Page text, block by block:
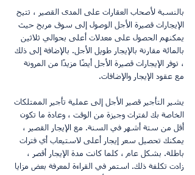
بالنسبة لأصحاب العقارات على المدى القصير ، تتيح
الإيجارات قصيرة الأجل الوصول إلى سوق مربح حيث
يمكنهم الحصول على معدلات أعلى بحوالي ثلاثين
بالمائة مقارنة بالإيجار طويل الأجل. بالإضافة إلى ذلك
، توفر الإيجارات قصيرة الأجل أيضًا مزيدًا من المرونة
مع عقود الإيجار والإضافات.
يشير التأجير قصير الأجل إلى عملية تأجير الممتلكات
الخاصة بك لفترات وجيزة من الوقت ، وعادة ما تكون
أقل من ستة أشهر في السنة. مع الإيجار القصير ،
يمكنك تحصيل سعر إيجار أعلى لاستيعاب أي فترات
باطلة. بشكل عام ، كلما كانت مدة الإيجار أقصر ،
زادت تكلفة ذلك. استمر في القراءة لمعرفة بعض مزايا